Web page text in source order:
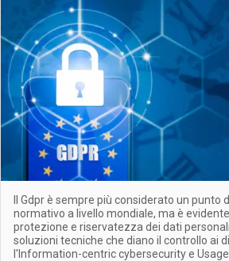
Il Gdpr è sempre più considerato un punto
normativo a livello mondiale, ma è
protezione e riservatezza dei dati
soluzioni tecniche che diano il controllo ai
l'Information-centric cybersecurity e